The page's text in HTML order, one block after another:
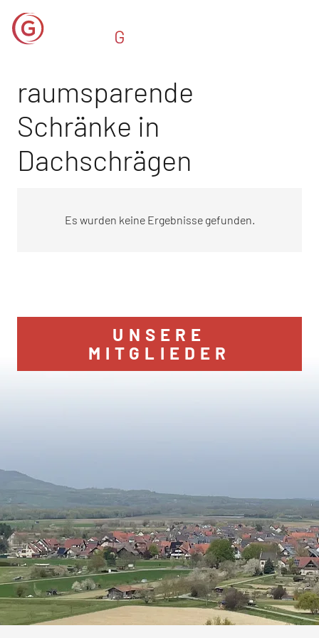
raumsparende
Schränke in
Dachschrägen
Es wurden keine Ergebnisse gefunden.
UNSERE
MITGLIEDER